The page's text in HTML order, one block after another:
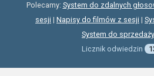
Polecamy: System do zdalnych
sesji | Napisy do filmów z sesji |
System do
Licznik odwiedzin